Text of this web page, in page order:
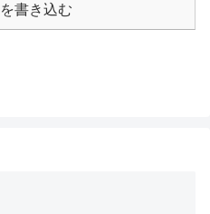
書き込む